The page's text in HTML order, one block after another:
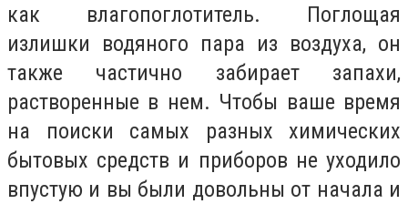
как влагопоглотитель. Поглощая
излишки водяного пара из воздуха, он
также частично забирает запахи,
растворенные в нем. Чтобы ваше время
на поиски самых разных химических
бытовых средств и приборов не уходило
впустую и вы были довольны от начала и